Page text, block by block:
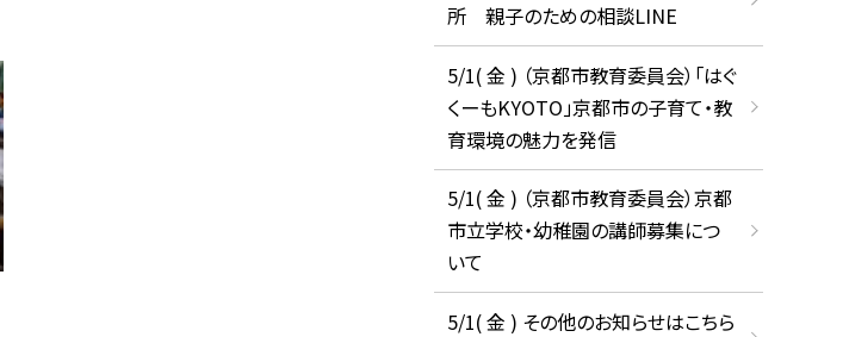
所 親子のための相談LINE
5/1( 金 ) （京都市教育委員会）「はぐ
くーもKYOTO」京都市の子育て・教
育環境の魅力を発信
5/1( 金 ) （京都市教育委員会）京都
市立学校・幼稚園の講師募集につ
いて
5/1( 金 ) その他のお知らせはこちら